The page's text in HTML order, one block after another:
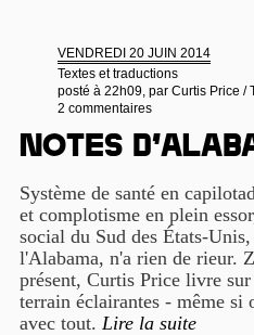
VENDREDI 20 JUIN 2014
Textes et traductions
posté à 22h09, par Curtis Price /
2 commentaires
Notes
Système de santé en
et complotisme en plein
social du Sud des États-
l'Alabama, n'a rien de rieur.
présent, Curtis Price livre
terrain éclairantes - même si
avec tout. Lire la suite